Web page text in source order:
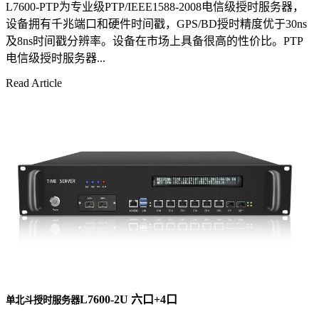
L7600-PTP为专业级PTP/IEEE1588-2008电信级授时服务器，
设备拥有千兆端口和硬件时间戳，GPS/BD授时精度优于30ns
及8ns时间戳分辨率。设备在市场上具备很高的性价比。PTP
电信级授时服务器...
Read Article
单北斗授时服务器L7600-2U 六口+4口